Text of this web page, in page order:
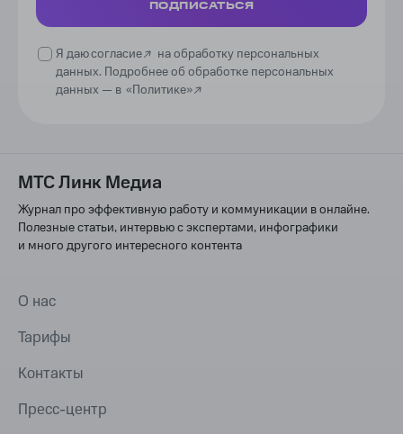
ПОДПИСАТЬСЯ
Я даюсогласие
на обработку персональных
данных. Подробнее об обработке персональных
данных — в «Политике»
МТС Линк Медиа
Журнал про эффективную работу и коммуникации в онлайне.
Полезные статьи, интервью с экспертами, инфографики
и много другого интересного контента
О нас
Тарифы
Контакты
Пресс-центр